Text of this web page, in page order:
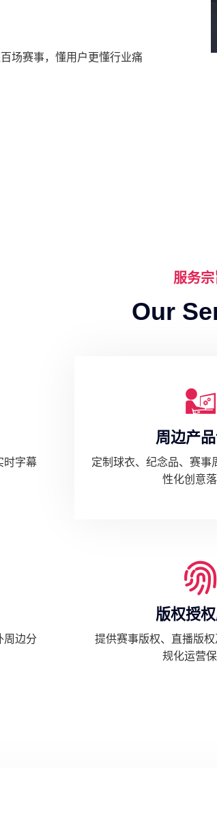
场赛事，懂用户更懂行业痛
服务宗
Our
时字幕
周边产
定制球衣、纪念品、赛事
性化创意落
周边分
版权授
提供赛事版权、直播版
规化运营保